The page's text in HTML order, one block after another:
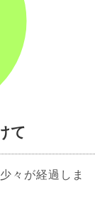
て
々が経過しま